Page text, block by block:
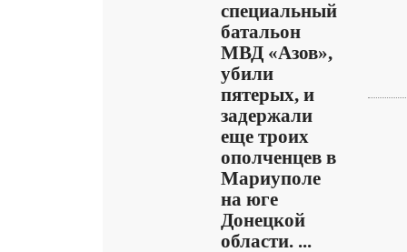
специальный
батальон
МВД «Азов»,
убили
пятерых, и
задержали
еще троих
ополченцев в
Мариуполе
на юге
Донецкой
области. ...